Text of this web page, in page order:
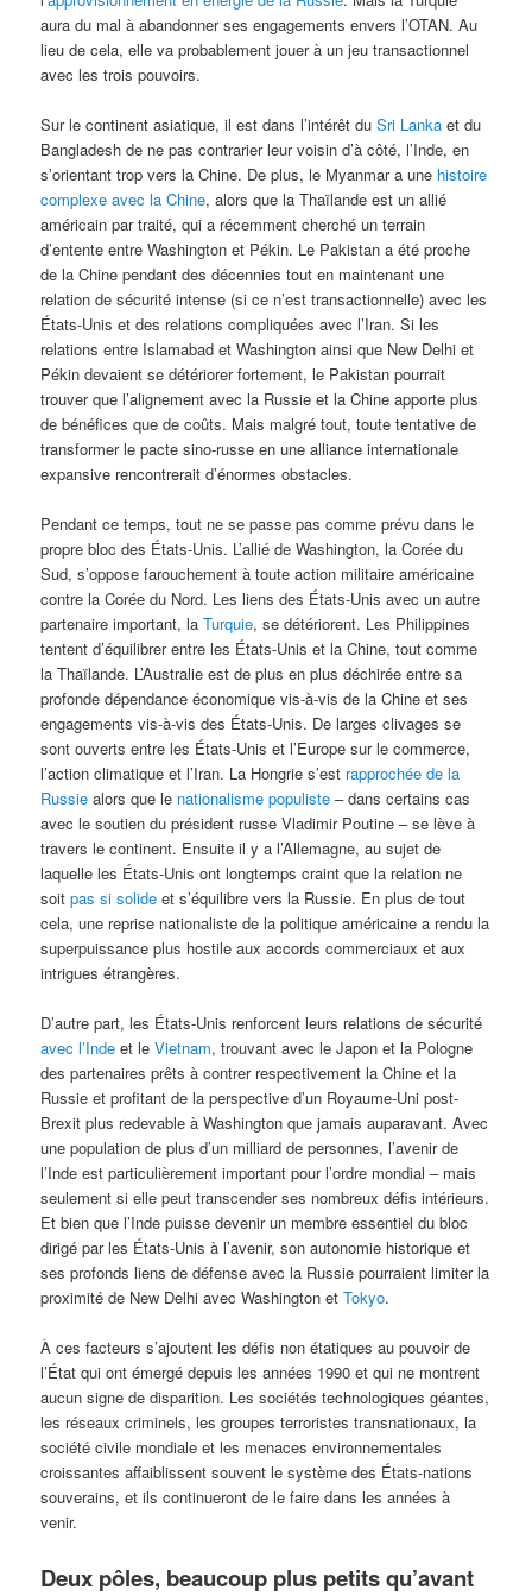
aura du mal à abandonner ses engagements envers l’OTAN. Au
lieu de cela, elle va probablement jouer à un jeu transactionnel
avec les trois pouvoirs.
Sur le continent asiatique, il est dans l’intérêt duSri Lanka et du
Bangladesh de ne pas contrarier leur voisin d’à côté, l’Inde, en
s’orientant trop vers la Chine. De plus, le Myanmar a une histoire
complexe avec la Chine, alors que la Thaïlande est un allié
américain par traité, qui a récemment cherché un terrain
d’entente entre Washington et Pékin. Le Pakistan a été proche
de la Chine pendant des décennies tout en maintenant une
relation de sécurité intense (si ce n’est transactionnelle) avec les
États-Unis et des relations compliquées avec l’Iran. Si les
relations entre Islamabad et Washington ainsi que New Delhi et
Pékin devaient se détériorer fortement, le Pakistan pourrait
trouver que l’alignement avec la Russie et la Chine apporte plus
de bénéfices que de coûts. Mais malgré tout, toute tentative de
transformer le pacte sino-russe en une alliance internationale
expansive rencontrerait d’énormes obstacles.
Pendant ce temps, tout ne se passe pas comme prévu dans le
propre bloc des États-Unis. L’allié de Washington, la Corée du
Sud, s’oppose farouchement à toute action militaire américaine
contre la Corée du Nord. Les liens des États-Unis avec un autre
partenaire important, laTurquie, se détériorent. Les Philippines
tentent d’équilibrer entre les États-Unis et la Chine, tout comme
la Thaïlande. L’Australie est de plus en plus déchirée entre sa
profonde dépendance économique vis-à-vis de la Chine et ses
engagements vis-à-vis des États-Unis. De larges clivages se
sont ouverts entre les États-Unis et l’Europe sur le commerce,
l’action climatique et l’Iran. La Hongrie s’est rapprochée de la
Russie alors que le nationalisme populiste – dans certains cas
avec le soutien du président russe Vladimir Poutine – se lève à
travers le continent. Ensuite il y a l’Allemagne, au sujet de
laquelle les États-Unis ont longtemps craint que la relation ne
soitpas si solide et s’équilibre vers la Russie. En plus de tout
cela, une reprise nationaliste de la politique américaine a rendu la
superpuissance plus hostile aux accords commerciaux et aux
intrigues étrangères.
D’autre part, les États-Unis renforcent leurs relations de sécurité
avec l’Inde et leVietnam, trouvant avec le Japon et la Pologne
des partenaires prêts à contrer respectivement la Chine et la
Russie et profitant de la perspective d’un Royaume-Uni post-
Brexit plus redevable à Washington que jamais auparavant. Avec
une population de plus d’un milliard de personnes, l’avenir de
l’Inde est particulièrement important pour l’ordre mondial – mais
seulement si elle peut transcender ses nombreux défis intérieurs.
Et bien que l’Inde puisse devenir un membre essentiel du bloc
dirigé par les États-Unis à l’avenir, son autonomie historique et
ses profonds liens de défense avec la Russie pourraient limiter la
proximité de New Delhi avec Washington etTokyo.
À ces facteurs s’ajoutent les défis non étatiques au pouvoir de
l’État qui ont émergé depuis les années 1990 et qui ne montrent
aucun signe de disparition. Les sociétés technologiques géantes,
les réseaux criminels, les groupes terroristes transnationaux, la
société civile mondiale et les menaces environnementales
croissantes affaiblissent souvent le système des États-nations
souverains, et ils continueront de le faire dans les années à
venir.
Deux pôles, beaucoup plus petits qu’avant